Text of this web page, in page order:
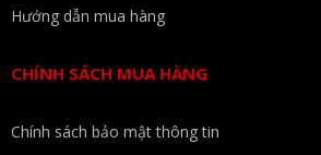
Hướng dẫn mua hàng
CHÍNH SÁCH MUA HÀNG
Chính sách bảo mật thông tin